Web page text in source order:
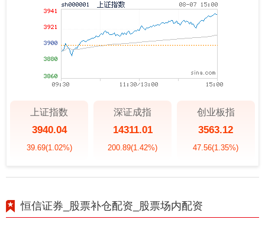
上证指数
3940.04
39.69(1.02%)
深证成指
14311.01
200.89(1.42%)
创业板指
3563.12
47.56(1.35%)
恒信证券_股票补仓配资_股票场内配资